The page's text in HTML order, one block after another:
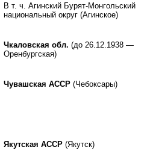
В т. ч. Агинский Бурят-Монгольский
национальный округ (Агинское)
Чкаловская обл. (до 26.12.1938 —
Оренбургская)
Чувашская АССР (Чебоксары)
Якутская АССР (Якутск)